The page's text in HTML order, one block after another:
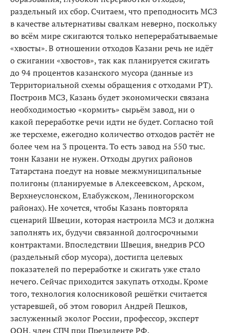
раздельный их сбор. Считаем, что преподносить МСЗ
в качестве альтернативы свалкам неверно, по­скольку
во всём мире сжигаются только неперераба­тываемые
«хвосты». В отношении отходов Казани речь не идёт
о сжигании «хвостов», так как планируется сжигать
до 94 процентов казанского мусора (данные из
Территориальной схемы обращения с отходами РТ).
Построив МСЗ, Казань будет экономически связана
необходимостью «кормить» сырьём завод, ни о
какой переработке речи идти не будет. Согласно той
же тер­схеме, ежегодно количество отходов растёт не
более чем на 3 процента. То есть завод на 550 тыс.
тонн Казани не нужен. Отходы других районов
Татарстана поедут на новые межмуниципальные
полигоны (пла­нируемые в Алексеевском, Арском,
Верхнеуслонском, Елабужском, Лениногорском
районах). Не хочется, чтобы Казань повторяла
сценарий Швеции, которая настроила МСЗ и должна
заполнять их, будучи свя­занной долгосрочными
контрактами. Впоследствии Швеция, внедрив РСО
(раздельный сбор мусора), до­стигла целевых
показателей по переработке и сжигать уже стало
нечего. Сейчас приходится закупать отходы. Кроме
того, технология колосниковой решётки счи­тается
устаревшей, об этом говорил Андрей Пешков,
заслуженный эколог России, профессор, эксперт
ООН, член СПЧ при Президенте РФ.